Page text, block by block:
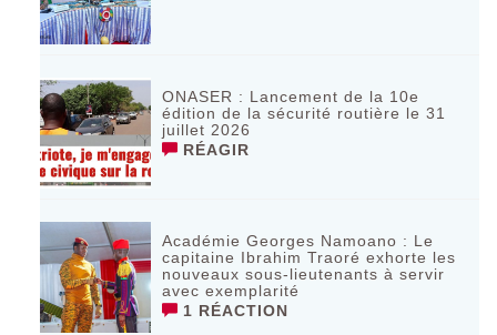
ONASER : Lancement de la 10e
édition de la sécurité routière le 31
juillet 2026
RÉAGIR
Académie Georges Namoano : Le
capitaine Ibrahim Traoré exhorte les
nouveaux sous-lieutenants à servir
avec exemplarité
1 RÉACTION